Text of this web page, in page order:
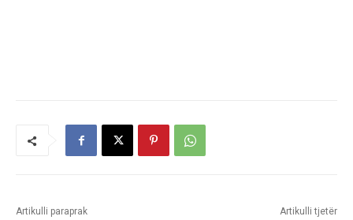
Artikulli paraprak Artikulli tjetër